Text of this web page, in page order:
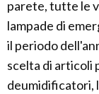
parete, tutte le
lampade di
il periodo
scelta di articoli
deumidificatori,